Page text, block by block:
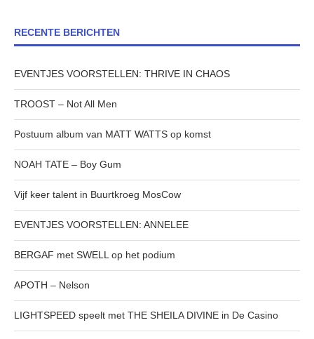
RECENTE BERICHTEN
EVENTJES VOORSTELLEN: THRIVE IN CHAOS
TROOST – Not All Men
Postuum album van MATT WATTS op komst
NOAH TATE – Boy Gum
Vijf keer talent in Buurtkroeg MosCow
EVENTJES VOORSTELLEN: ANNELEE
BERGAF met SWELL op het podium
APOTH – Nelson
LIGHTSPEED speelt met THE SHEILA DIVINE in De Casino